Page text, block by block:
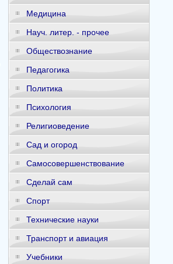
Медицина
Науч. литер. - прочее
Обществознание
Педагогика
Политика
Психология
Религиоведение
Сад и огород
Самосовершенствование
Сделай сам
Спорт
Технические науки
Транспорт и авиация
Учебники